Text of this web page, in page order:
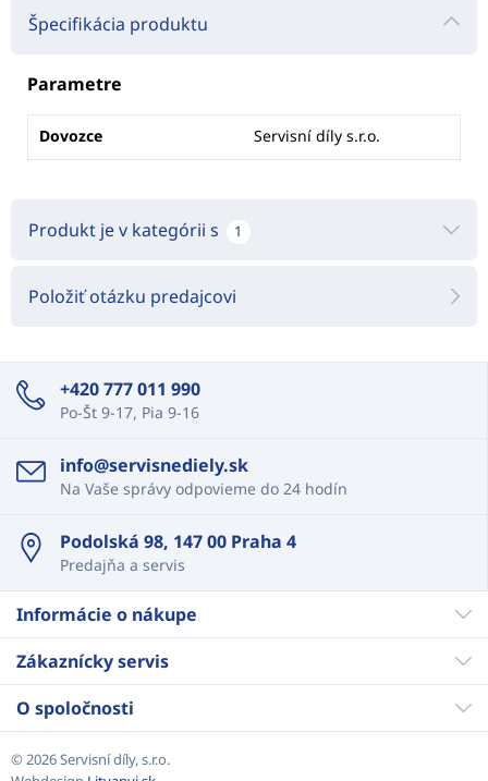
Špecifikácia produktu
Parametre
Dovozce Servisní díly s.r.o.
Produkt je v kategórii s 1
Položiť otázku predajcovi
+420 777 011 990
Po-Št 9-17, Pia 9-16
info@servisnediely.sk
Na Vaše správy odpovieme do 24 hodín
Podolská 98, 147 00 Praha 4
Predajňa a servis
Informácie o nákupe
Zákaznícky servis
O spoločnosti
© 2026 Servisní díly, s.r.o.